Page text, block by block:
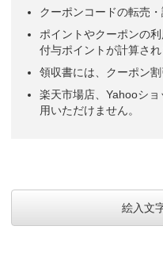
クーポンコードの転売
ポイントやクーポンの
付与ポイントが計算され
領収書には、クーポン
楽天市場店、Yahooシ
用いただけません。
絵入文